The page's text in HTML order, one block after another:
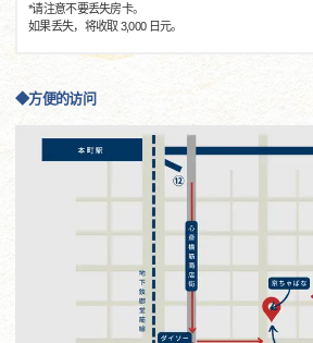
*请注意不要丢失房卡。
如果丢失，将收取 3,000 日元。
◆方便的访问